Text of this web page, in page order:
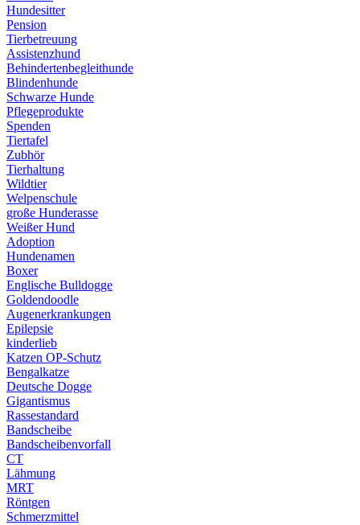
Hundesitter
Pension
Tierbetreuung
Assistenzhund
Behindertenbegleithunde
Blindenhunde
Schwarze Hunde
Pflegeprodukte
Spenden
Tiertafel
Zubhör
Tierhaltung
Wildtier
Welpenschule
große Hunderasse
Weißer Hund
Adoption
Hundenamen
Boxer
Englische Bulldogge
Goldendoodle
Augenerkrankungen
Epilepsie
kinderlieb
Katzen OP-Schutz
Bengalkatze
Deutsche Dogge
Gigantismus
Rassestandard
Bandscheibe
Bandscheibenvorfall
CT
Lähmung
MRT
Röntgen
Schmerzmittel